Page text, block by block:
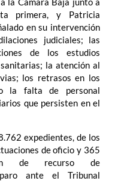
primera, y Patricia
en su intervención
judiciales; las
de los estudios
la atención al
los retrasos en los
la falta de personal
que persisten en el
expedientes, de los
de oficio y 365
de recurso de
ante el Tribunal